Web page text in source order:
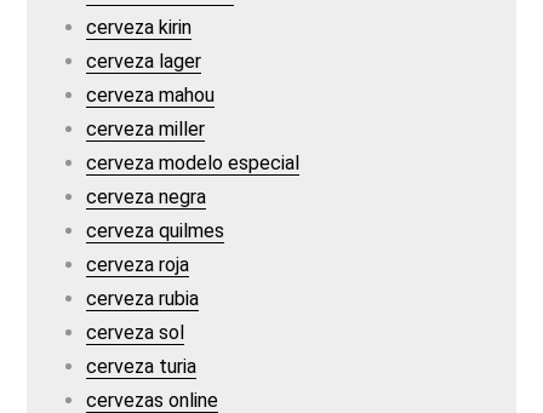
cerveza kirin
cerveza lager
cerveza mahou
cerveza miller
cerveza modelo especial
cerveza negra
cerveza quilmes
cerveza roja
cerveza rubia
cerveza sol
cerveza turia
cervezas online